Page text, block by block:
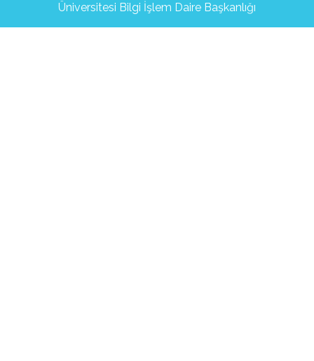
Üniversitesi Bilgi İşlem Daire Başkanlığı